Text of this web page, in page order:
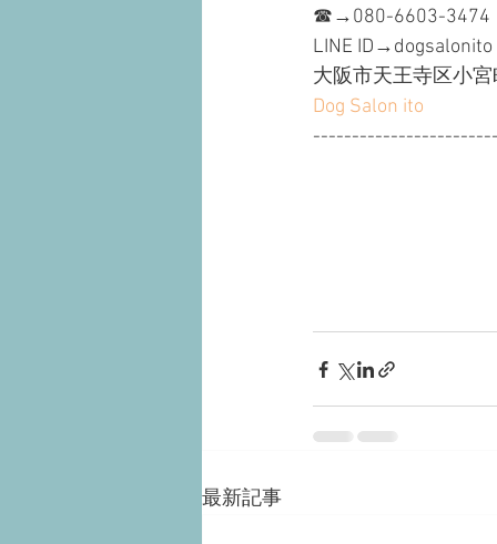
☎︎→080-6603-3474
LINE ID→dogsalonito
大阪市天王寺区小
Dog Salon ito
最新記事